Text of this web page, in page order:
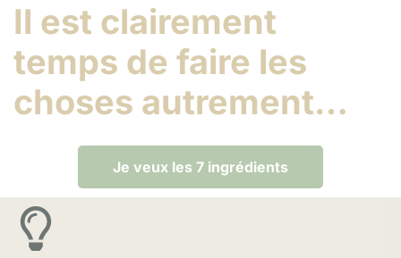
Il est clairement
temps de faire les
choses autrement…
Je veux les 7 ingrédients